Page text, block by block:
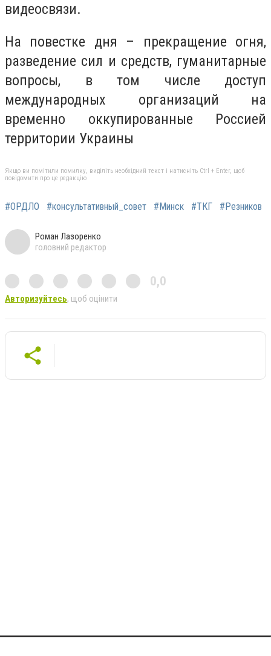
видеосвязи.
На повестке дня – прекращение огня,
разведение сил и средств, гуманитарные
вопросы, в том числе доступ
международных организаций на
временно оккупированные Россией
территории Украины
Якщо ви помітили помилку, виділіть необхідний текст і натисніть Ctrl + Enter, щоб
повідомити про це редакцію
#ОРДЛО #консультативный_совет #Минск #ТКГ #Резников
Роман Лазоренко
головний редактор
0,0
Авторизуйтесь, щоб оцінити